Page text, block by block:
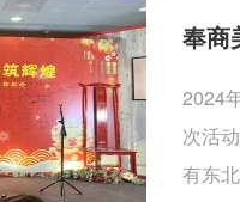
奉商
2024
次活
有东